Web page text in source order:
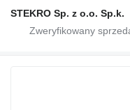
STEKRO Sp. z o.o. Sp.k.